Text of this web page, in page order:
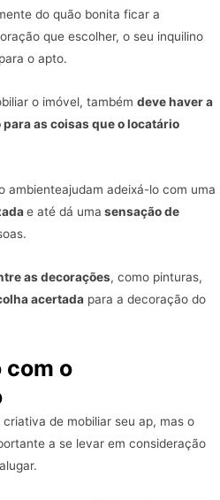
do quão bonita ficar a
que escolher, o seu inquilino
o apto.
o imóvel, também deve haver a
as coisas que o locatário
ambienteajudam adeixá-lo com uma
e até dá uma sensação de
as decorações, como pinturas,
acertada para a decoração do
com o
de mobiliar seu ap, mas o
a se levar em consideração